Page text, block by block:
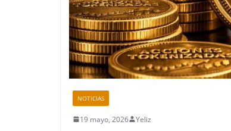
NOTICIAS
19 mayo, 2026 Yeliz